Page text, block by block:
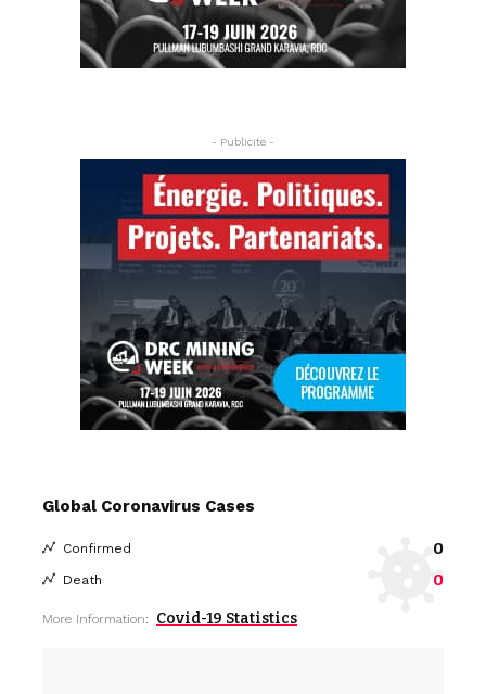
- Publicite -
Global Coronavirus Cases
Confirmed 0
Death 0
More Information: Covid-19 Statistics